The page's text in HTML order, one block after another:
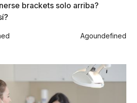
brackets solo arriba?
Agoundefined